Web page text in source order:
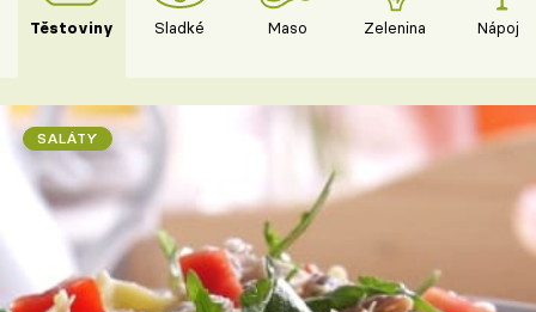
Těstoviny Sladké Maso Zelenina Nápoje
SALÁTY